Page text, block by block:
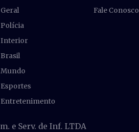
Geral
Polícia
Interior
Brasil
Mundo
Esportes
Entretenimento
Fale Conosco
e Serv. de Inf. LTDA